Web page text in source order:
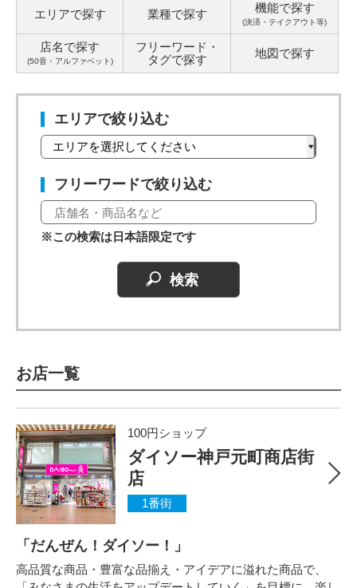
エリアで探す 業種で探す 機能で探す
(決済・テイクアウト等)
店名で探す
(50音・アルファベット)
フリーワード・
タグで探す 地図で探す
エリアで絞り込む
フリーワードで絞り込む
※この検索は日本語限定です
お店一覧
100円ショップ
ダイソー神戸元町商店街
店
1番街
「だんぜん！ダイソー！」
高品質な商品・豊富な品揃え・アイデアに溢れた商品で、